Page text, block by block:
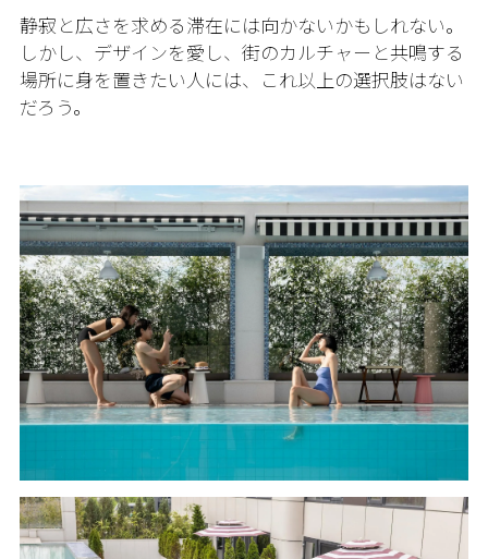
静寂と広さを求める滞在には向かないかもしれない。
しかし、デザインを愛し、街のカルチャーと共鳴する
場所に身を置きたい人には、これ以上の選択肢はない
だろう。